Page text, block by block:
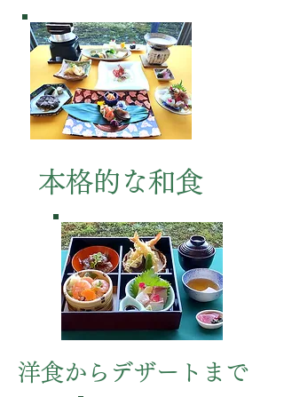
本格的な​和食
洋食からデザートまで